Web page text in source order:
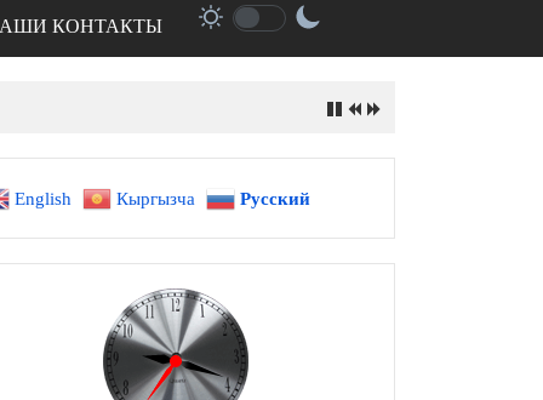
КОНТАКТЫ
English Кыргызча Русский